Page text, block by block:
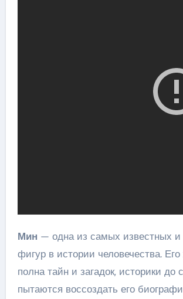
Мин — одна из самых известных и
фигур в истории человечества.
полна тайн и загадок, историки до
пытаются воссоздать его